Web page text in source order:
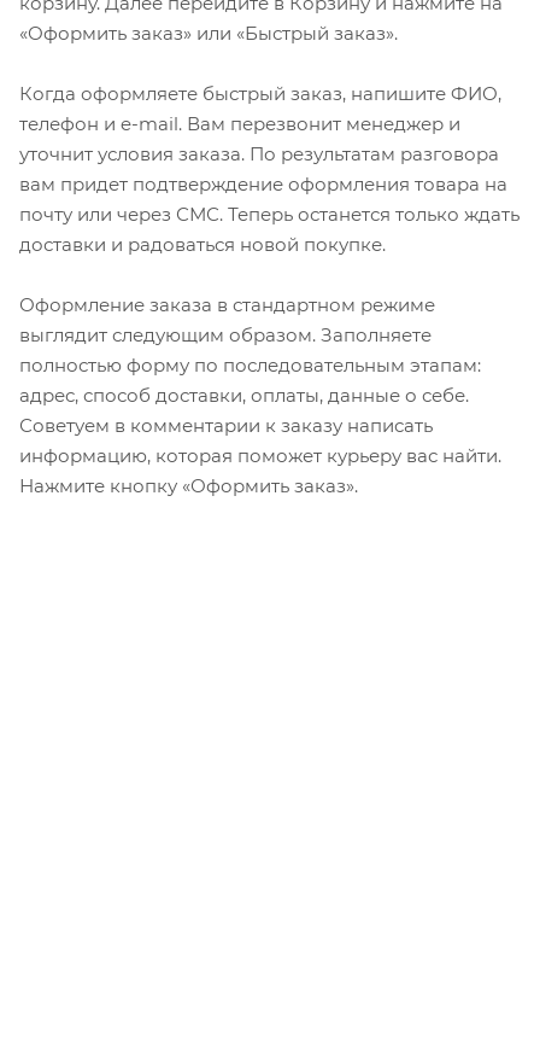
«Оформить заказ» или «Быстрый заказ».
Когда оформляете быстрый заказ, напишите ФИО,
телефон и e-mail. Вам перезвонит менеджер и
уточнит условия заказа. По результатам разговора
вам придет подтверждение оформления товара на
почту или через СМС. Теперь останется только ждать
доставки и радоваться новой покупке.
Оформление заказа в стандартном режиме
выглядит следующим образом. Заполняете
полностью форму по последовательным этапам:
адрес, способ доставки, оплаты, данные о себе.
Советуем в комментарии к заказу написать
информацию, которая поможет курьеру вас найти.
Нажмите кнопку «Оформить заказ».